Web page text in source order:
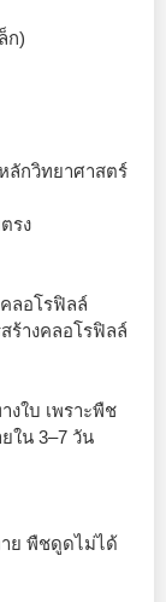
ก)
ลักวิทยาศาสตร์
รง
ลอโรฟิลล์
ร้างคลอโรฟิลล์
ใบ เพราะพืช
ใน 3–7 วัน
ย พืชดูดไม่ได้